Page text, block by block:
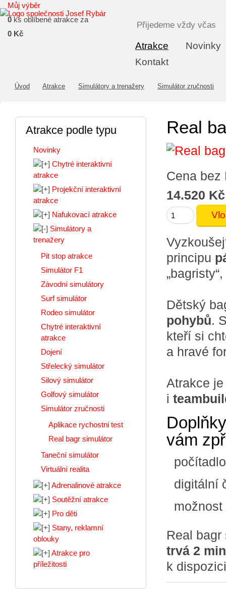
Atrakce
Novinky
Kontakt
Můj výběr
0 ks oblíbené atrakce za
0 Kč
Přijedeme vždy včas
Úvod Atrakce Simulátory a trenažery Simulátor zručnosti
Real
Cena
14.520 Kč
principu
Dětský
pohybů.
kteří si
a hravé
Atrakce
i
vám
digitální
možnost
Real
trvá 2
k
Atrakce podle typu
Novinky
Chytré interaktivní
atrakce
Projekční interaktivní
atrakce
Nafukovací atrakce
Simulátory a
trenažery
Pit stop atrakce
Simulátor F1
Závodní simulátory
Surf simulátor
Rodeo simulátor
Chytré interaktivní
atrakce
Dojení
Střelecký simulátor
Silový simulátor
Golfový simulátor
Simulátor zručnosti
Aplikace rychostni test
Real bagr simulátor
Taneční simulátor
Virtuální realita
Adrenalinové atrakce
Soutěžní atrakce
Pro děti
Stany, reklamní
oblouky
Atrakce pro
příležitosti